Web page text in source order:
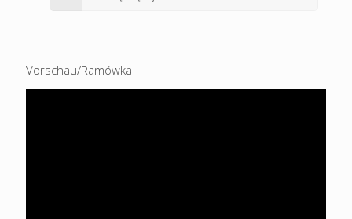
Vorschau/Ramówka